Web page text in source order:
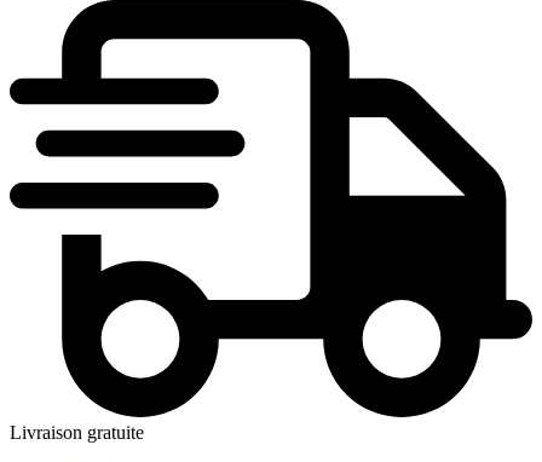
Livraison gratuite